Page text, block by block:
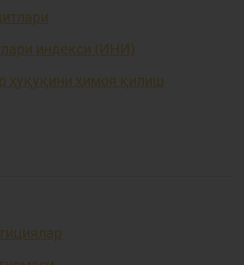
индекси (ИНИ)
ҳуқуқини ҳимоя қилиш